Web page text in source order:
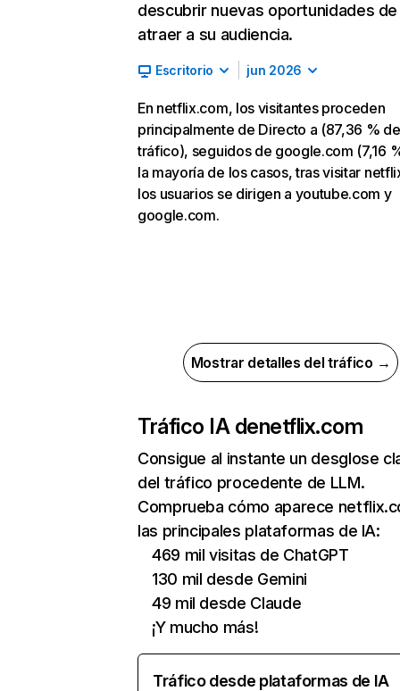
descubrir nuevas oportunidades de
atraer a su audiencia.
Escritorio jun 2026
En netflix.com, los visitantes proceden
principalmente de Directo a (87,36 % de
tráfico), seguidos de google.com (7,16
la mayoría de los casos, tras visitar
los usuarios se dirigen a youtube.com y
google.com.
Mostrar detalles del tráfico →
Tráfico IA denetflix.com
Consigue al instante un desglose
del tráfico procedente de LLM.
Comprueba cómo aparece
las principales plataformas de IA:
469 mil visitas de ChatGPT
130 mil desde Gemini
49 mil desde Claude
¡Y mucho más!
Tráfico desde plataformas de IA